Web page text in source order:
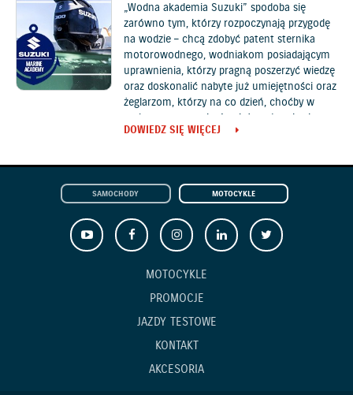
„Wodna akademia Suzuki” spodoba się
zarówno tym, którzy rozpoczynają przygodę
na wodzie – chcą zdobyć patent sternika
motorowodnego, wodniakom posiadającym
uprawnienia, którzy pragną poszerzyć wiedzę
oraz doskonalić nabyte już umiejętności oraz
żeglarzom, którzy na co dzień, choćby w
praktyce portowej, również posługują się
silnikami.
DOWIEDZ SIĘ WIĘCEJ
SAMOCHODY MOTOCYKLE
MOTOCYKLE
PROMOCJE
JAZDY TESTOWE
KONTAKT
AKCESORIA